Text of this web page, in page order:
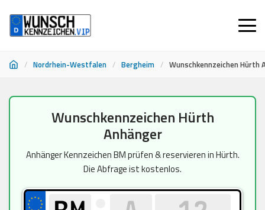
/ Nordrhein-Westfalen / Bergheim / Wunschkennzeichen Hürth
Wunschkennzeichen Hürth
Anhänger
Anhänger Kennzeichen BM prüfen & reservieren in Hürth.
Die Abfrage ist kostenlos.